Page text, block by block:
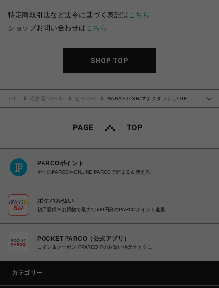
特定商取引法など法令に基づく表記は こちら
ショップお問い合わせは こちら
SHOP TOP
…
TOP 名古屋PARCO ビーバー
MANASTASH/マナスタッシュ/TIE
PARCOポイント
全国のPARCOやONLINE PARCOで貯まる＆使える
ポケパル払い
初回登録＆お買物で最大1,500円分のPARCOポイント進呈
POCKET PARCO（公式アプリ）
コイン＆クーポンでPARCOでのお買い物がオトクに
カテゴリー